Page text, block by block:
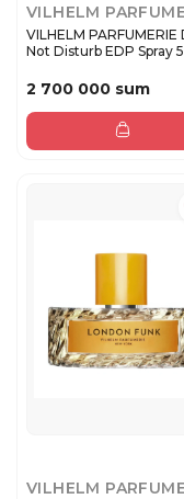
VILHELM
VILHELM PARFUMERIE
Not Disturb EDP Spray
2 700 000 sum
VILHELM